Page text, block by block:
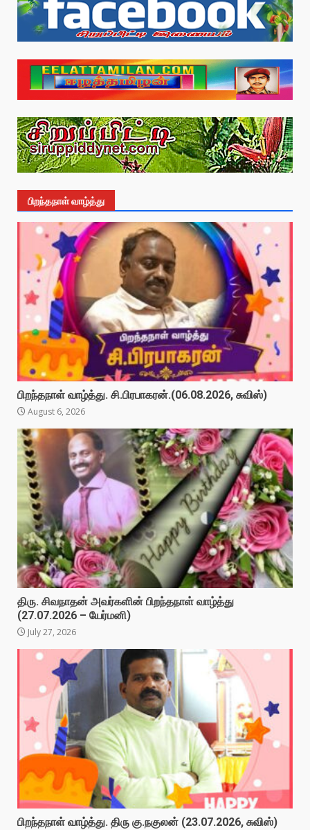
பிறந்தநாள் வாழ்த்து
பிறந்தநாள் வாழ்த்து. சி.பிரபாகரன்.(06.08.2026, சுவிஸ்)
August 6, 2026
திரு. சிவநாதன் அவர்களின் பிறந்தநாள் வாழ்த்து
(27.07.2026 – யேர்மனி)
July 27, 2026
பிறந்தநாள் வாழ்த்து. திரு கு.நகுலன் (23.07.2026, சுவிஸ்)